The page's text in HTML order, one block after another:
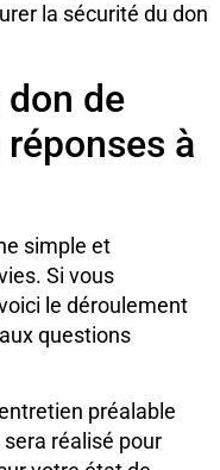
la sécurité du don
don de
à
simple et
Si vous
le déroulement
questions
préalable
réalisé pour